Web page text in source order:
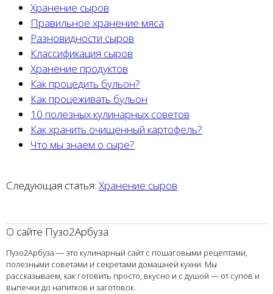
Хранение сыров
Правильное хранение мяса
Разновидности сыров
Классификация сыров
Хранение продуктов
Как процедить бульон?
Как процеживать бульон
10 полезных кулинарных советов
Как хранить очищенный картофель?
Что мы знаем о сыре?
Следующая статья: Хранение сыров
О сайте Пузо2Арбуза
Пузо2Арбуза — это кулинарный сайт с пошаговыми рецептами,
полезными советами и секретами домашней кухни. Мы
рассказываем, как готовить просто, вкусно и с душой — от супов и
выпечки до напитков и заготовок.